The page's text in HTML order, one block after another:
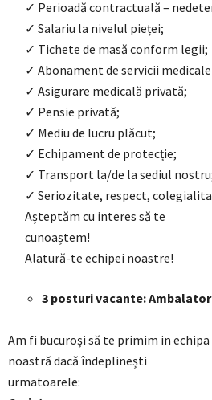
✓ Perioadă contractuală –
✓ Salariu la nivelul pieței;
✓ Tichete de masă conform legii;
✓ Abonament de servicii
✓ Asigurare medicală privată;
✓ Pensie privată;
✓ Mediu de lucru plăcut;
✓ Echipament de protecție;
✓ Transport la/de la sediul
✓ Seriozitate, respect,
Așteptăm cu interes să te
cunoaștem!
Alatură-te echipei noastre!
3 posturi vacante:
Am fi bucuroși să te primim in echipa
noastră dacă îndeplinești
urmatoarele: